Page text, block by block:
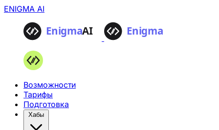
ENIGMA AI
Возможности
Тарифы
Подготовка
Хабы